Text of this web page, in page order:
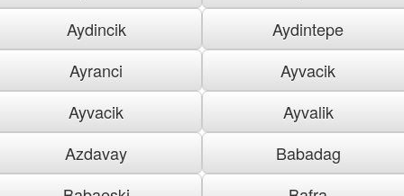
Aydincik
Aydintepe
Ayranci
Ayvacik
Ayvacik
Ayvalik
Azdavay
Babadag